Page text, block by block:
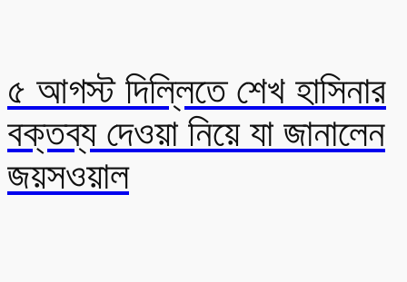
৫ আগস্ট দিল্লিতে শেখ হাসিনার
বক্তব্য দেওয়া নিয়ে যা জানালেন
জয়সওয়াল